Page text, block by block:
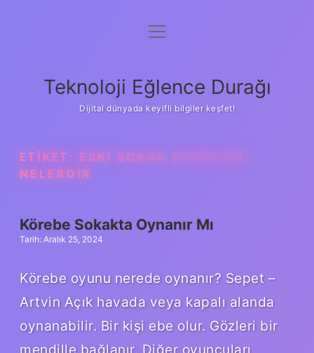
Anasayfa
Yasal Uyarı
menüyü
Teknoloji Eğlence Durağı
Dijital dünyada keyifli bilgiler keşfet!
ETIKET: ESKI SOKAK OYUNLARI
NELERDIR
Körebe Sokakta Oynanır Mı
Tarih: Aralık 25, 2024
Körebe oyunu nerede oynanır? Sepet –
Artvin Açık havada veya kapalı alanda
oynanabilir. Bir kişi ebe olur. Gözleri bir
mendille bağlanır. Diğer oyuncuları